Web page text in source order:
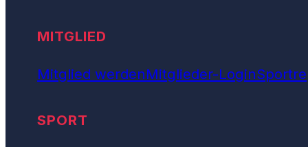
MITGLIED
Mitglied werdenMitglieder-Login
SPORT